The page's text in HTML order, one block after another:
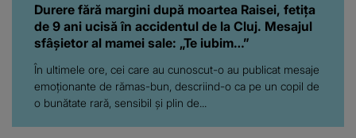
Durere fără margini după moartea Raisei, fetița
de 9 ani ucisă în accidentul de la Cluj. Mesajul
sfâșietor al mamei sale: „Te iubim…”
În ultimele ore, cei care au cunoscut-o au publicat mesaje
emoționante de rămas-bun, descriind-o ca pe un copil de
o bunătate rară, sensibil și plin de...